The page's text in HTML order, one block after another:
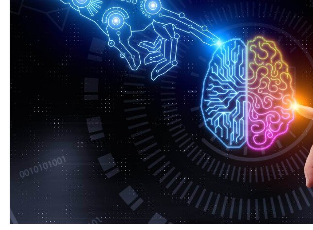
Siyasi
Geosiyasi
Sosioloji
Araşdırma
Multimedia
Foto
Video
İnfoqrafika
Podcast
Humanitar
Elm və təhsil
Mədəniyyət
Diaspor
Yüksəliş hekayəsi
Mədəniyyətimizin Zəfəri
Zəfər Diasporu
Səhiyyə
Ailə və uşaq
Turizm
İqtisadiyyat
vəsaitlərin verilməsi qaydası dəyişib